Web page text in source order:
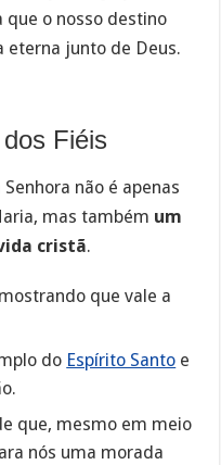
que o nosso destino
eterna junto de Deus.
Fiéis
não é apenas
mas também um
cristã.
que vale a
do Espírito Santo e
que, mesmo em meio
nós uma morada